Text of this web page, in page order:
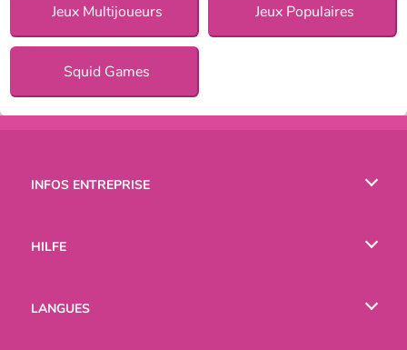
Jeux Multijoueurs Jeux Populaires
Squid Games
INFOS ENTREPRISE
HILFE
LANGUES